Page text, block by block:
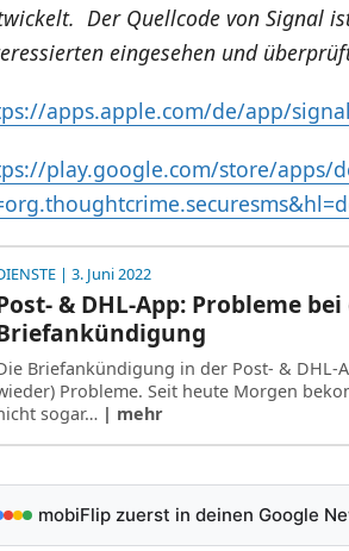
Der Quellcode von Signal
eingesehen und
apps.apple.com/de/app/
play.google.com/store/apps/
| 3. Juni 2022
& DHL-App: Probleme
Briefankündigung in der Post- & DHL-
Probleme. Seit heute Morgen
sogar… | mehr
mobiFlip zuerst in deinen Google